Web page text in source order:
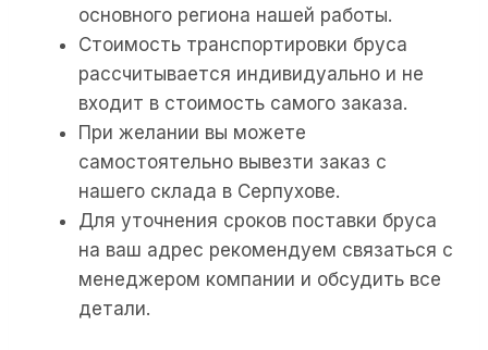
основного региона нашей работы.
Стоимость транспортировки бруса
рассчитывается индивидуально и не
входит в стоимость самого заказа.
При желании вы можете
самостоятельно вывезти заказ с
нашего склада в Серпухове.
Для уточнения сроков поставки бруса
на ваш адрес рекомендуем связаться с
менеджером компании и обсудить все
детали.